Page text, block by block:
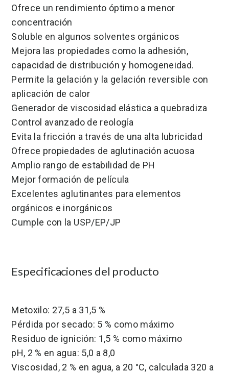
Ofrece un rendimiento óptimo a menor
concentración
Soluble en algunos solventes orgánicos
Mejora las propiedades como la adhesión,
capacidad de distribución y homogeneidad.
Permite la gelación y la gelación reversible con
aplicación de calor
Generador de viscosidad elástica a quebradiza
Control avanzado de reología
Evita la fricción a través de una alta lubricidad
Ofrece propiedades de aglutinación acuosa
Amplio rango de estabilidad de PH
Mejor formación de película
Excelentes aglutinantes para elementos
orgánicos e inorgánicos
Cumple con la USP/EP/JP
Especificaciones del producto
Metoxilo: 27,5 a 31,5 %
Pérdida por secado: 5 % como máximo
Residuo de ignición: 1,5 % como máximo
pH, 2 % en agua: 5,0 a 8,0
Viscosidad, 2 % en agua, a 20 °C, calculada 320 a